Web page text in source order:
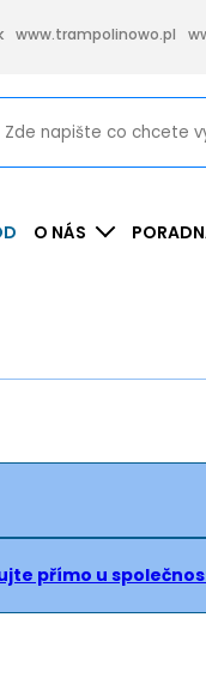
www.trampolinowo.pl
O NÁS
přímo u